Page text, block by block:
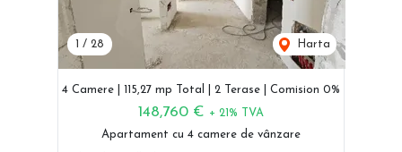
/ 28 Harta
4 Camere | 115,27 mp Total | 2 Terase | Comision 0%
148,760 € + 21% TVA
Apartament cu 4 camere de vânzare